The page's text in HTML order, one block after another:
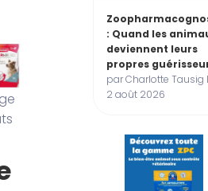
: Quand les
deviennent leurs
propres
par Charlotte Tausig
2 août 2026